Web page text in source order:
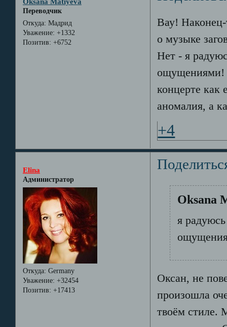
Переводчик
Откуда: Мадрид
Уважение: +1332
Позитив: +6752
Вау!
о музыке
Нет - я
ощущениями!
концерте как
аномалия, а
+4
Elina
Администратор
Откуда: Germany
Уважение: +32454
Позитив: +17413
Oksana
я
Оксан, не
произошла
твоём стиле.